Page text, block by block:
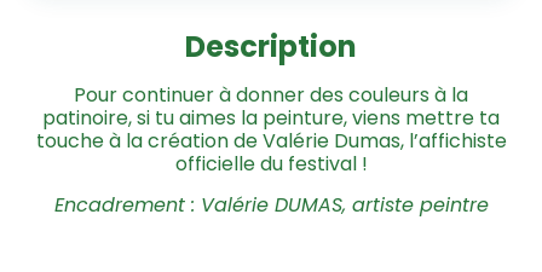
Description
Pour continuer à donner des couleurs à la
patinoire, si tu aimes la peinture, viens mettre ta
touche à la création de Valérie Dumas, l’affichiste
officielle du festival !
Encadrement : Valérie DUMAS, artiste peintre